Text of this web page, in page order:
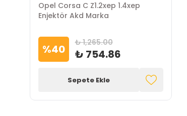
Opel Corsa C Z1.2xep 1.4xep
Enjektör Akd Marka
%40 ₺ 1,265.00
₺ 754.86
Sepete Ekle